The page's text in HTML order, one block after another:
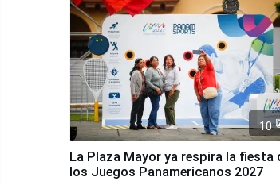
10
La Plaza Mayor ya respira la fiesta
los Juegos Panamericanos 2027